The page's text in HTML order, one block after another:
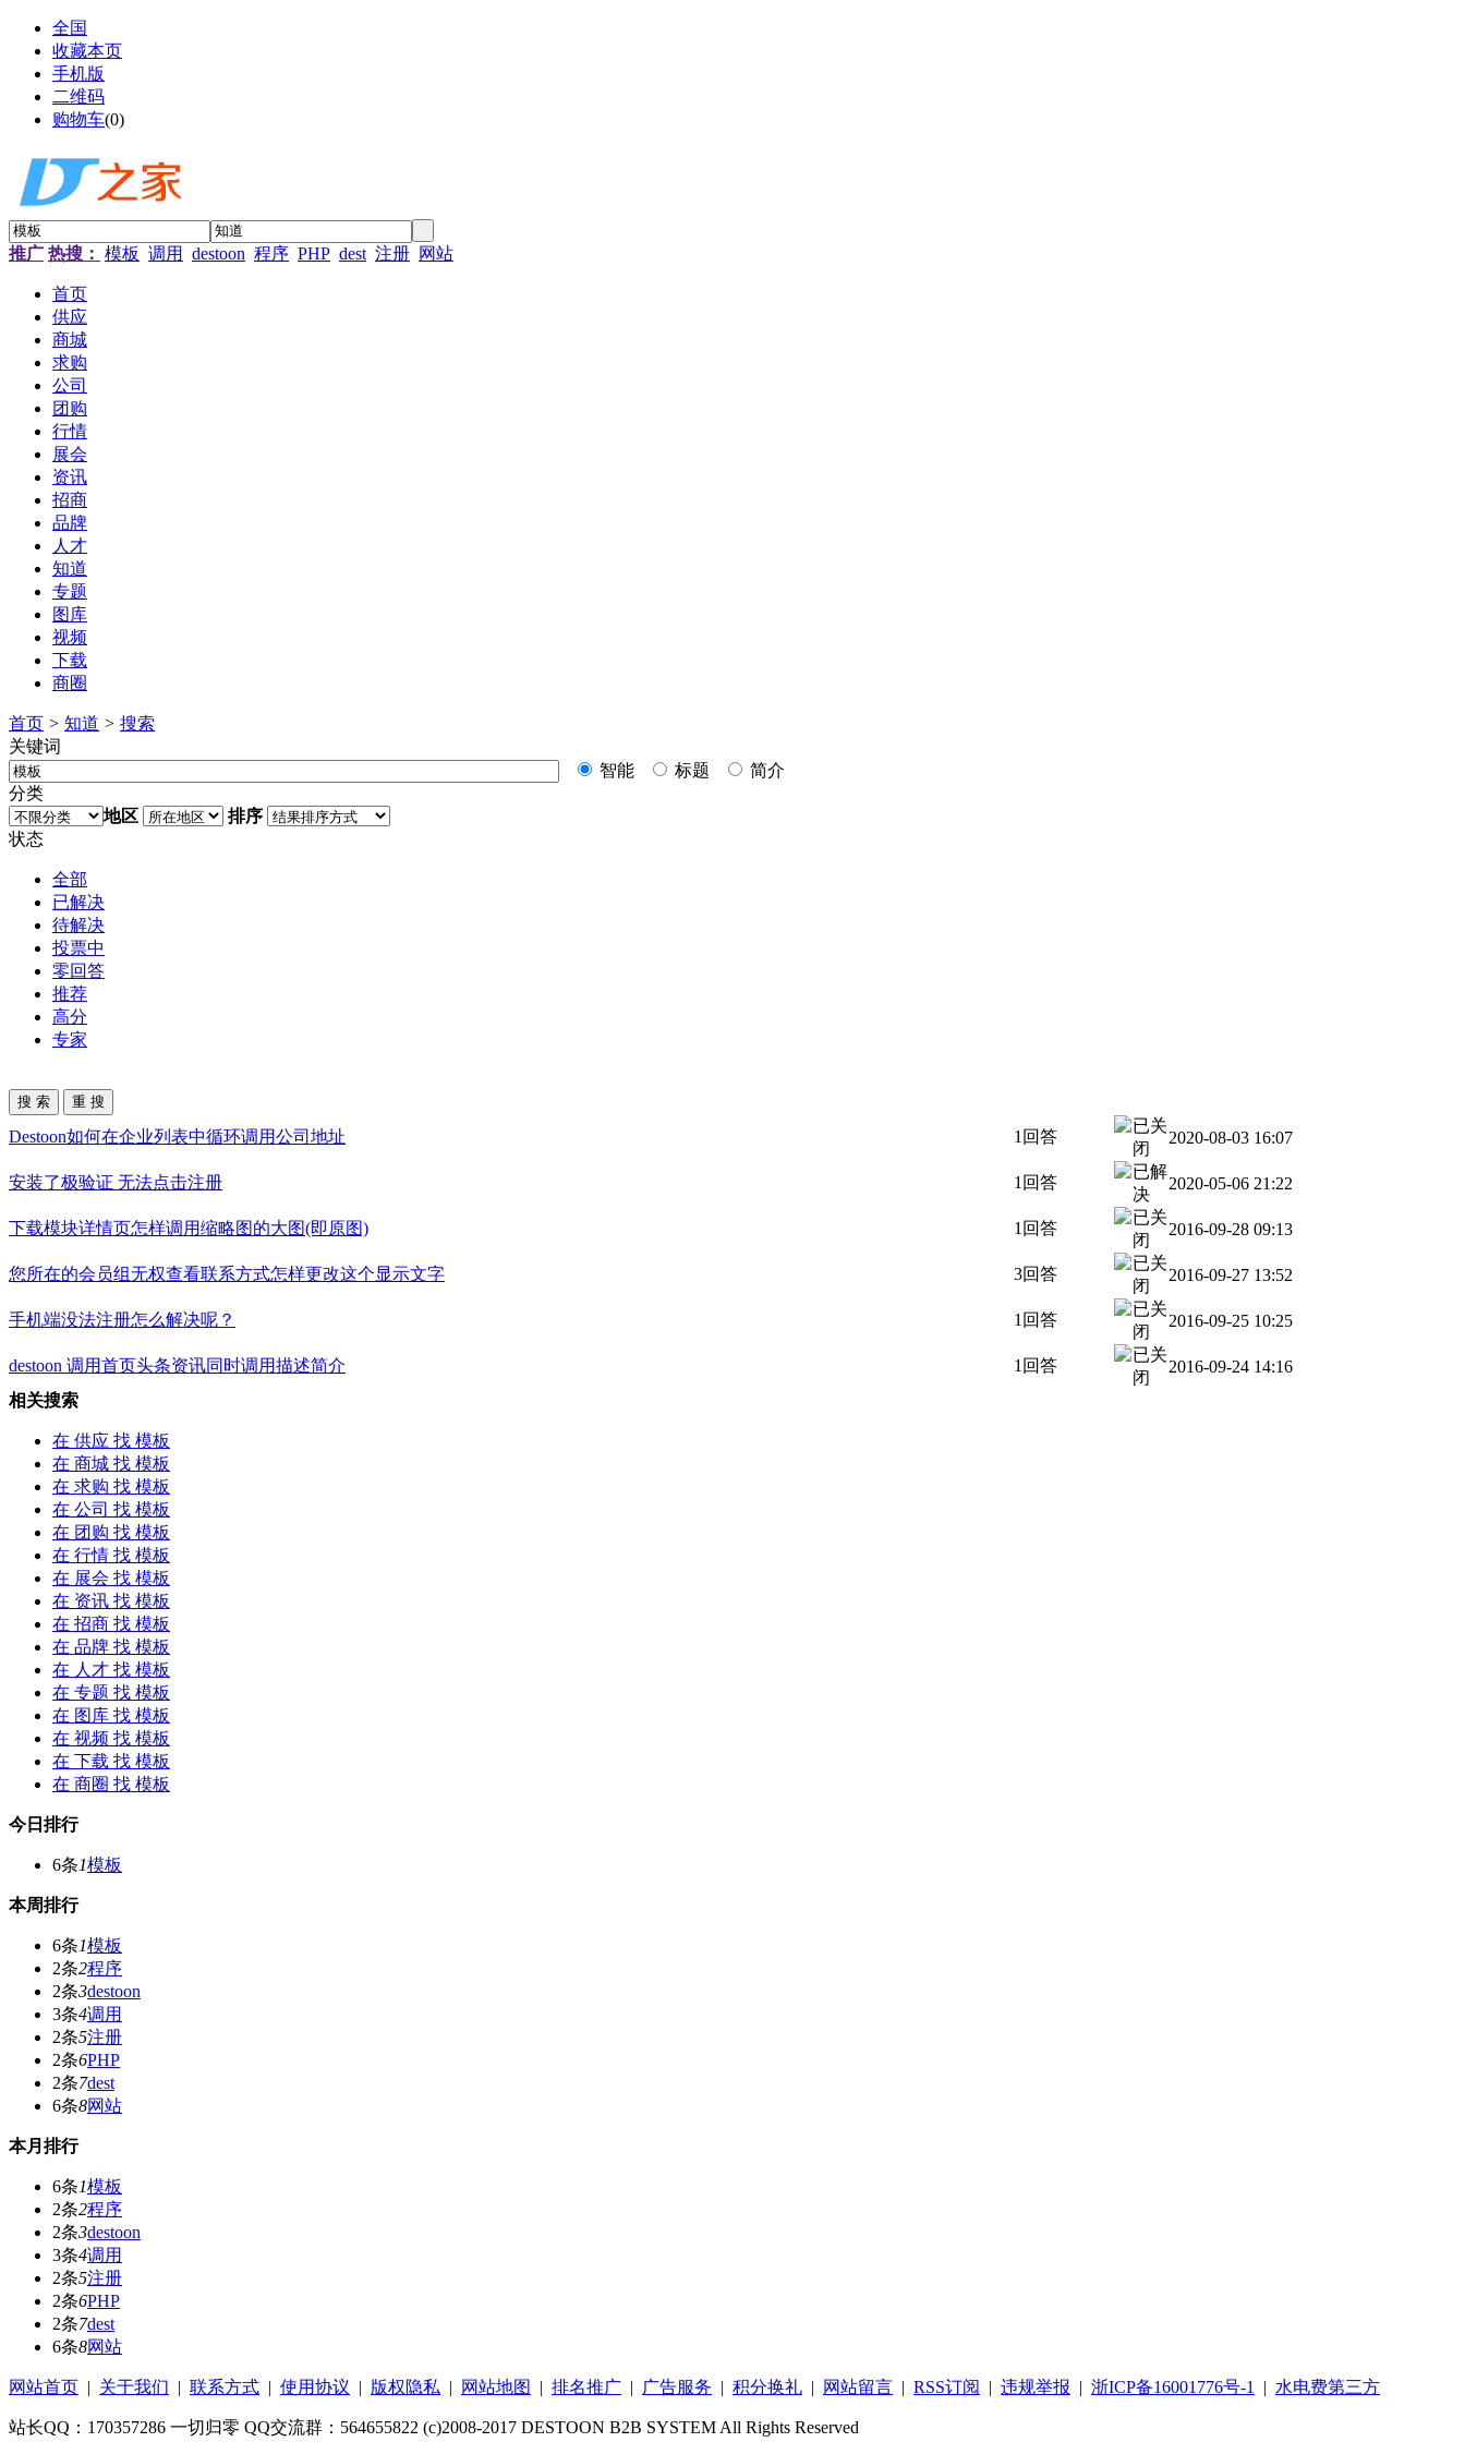
全国
收藏本页
手机版
二维码
购物车(0)
推广 热搜： 模板 调用 destoon 程序 PHP dest 注册 网站
首页
供应
商城
求购
公司
团购
行情
展会
资讯
招商
品牌
人才
知道
专题
图库
视频
下载
商圈
首页 > 知道 > 搜索
关键词
智能
标题
简介
分类
地区
排序
状态
全部
已解决
待解决
投票中
零回答
推荐
高分
专家
Destoon如何在企业列表中循环调用公司地址 1回答 2020-08-03 16:07
安装了极验证 无法点击注册 1回答 2020-05-06 21:22
下载模块详情页怎样调用缩略图的大图(即原图) 1回答 2016-09-28 09:13
您所在的会员组无权查看联系方式怎样更改这个显示文字 3回答 2016-09-27 13:52
手机端没法注册怎么解决呢？ 1回答 2016-09-25 10:25
destoon 调用首页头条资讯同时调用描述简介 1回答
2016-09-24 14:16
相关搜索
在 供应 找 模板
在 商城 找 模板
在 求购 找 模板
在 公司 找 模板
在 团购 找 模板
在 行情 找 模板
在 展会 找 模板
在 资讯 找 模板
在 招商 找 模板
在 品牌 找 模板
在 人才 找 模板
在 专题 找 模板
在 图库 找 模板
在 视频 找 模板
在 下载 找 模板
在 商圈 找 模板
今日排行
6条1模板
本周排行
6条1模板
2条2程序
2条3destoon
3条4调用
2条5注册
2条6PHP
2条7dest
6条8网站
本月排行
6条1模板
2条2程序
2条3destoon
3条4调用
2条5注册
2条6PHP
2条7dest
6条8网站
网站首页 | 关于我们 | 联系方式 | 使用协议 | 版权隐私 | 网站地图 | 排名推广 | 广告服务 | 积分换礼 | 网站留言 | RSS订阅 | 违规举报 | 浙ICP备16001776号-1 | 水电费第三方
站长QQ：170357286 一切归零 QQ交流群：564655822 (c)2008-2017 DESTOON B2B SYSTEM All Rights Reserved